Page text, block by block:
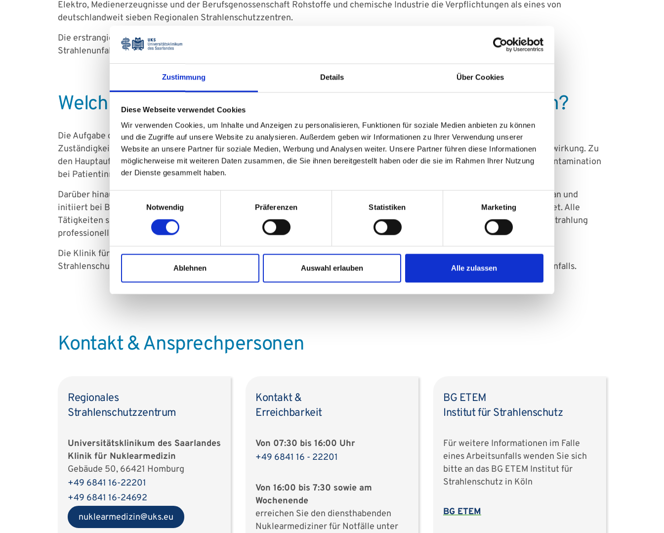
Zustimmung Details Über Cookies
Diese Webseite verwendet Cookies
Wir verwenden Cookies, um Inhalte und Anzeigen zu personalisieren, Funktionen für soziale Medien anbieten zu können
und die Zugriffe auf unsere Website zu analysieren. Außerdem geben wir Informationen zu Ihrer Verwendung unserer
Website an unsere Partner für soziale Medien, Werbung und Analysen weiter. Unsere Partner führen diese Informationen
möglicherweise mit weiteren Daten zusammen, die Sie ihnen bereitgestellt haben oder die sie im Rahmen Ihrer Nutzung
der Dienste gesammelt haben.
Einwilligungsauswahl
Notwendig
Präferenzen Statistiken Marketing
Ablehnen Auswahl erlauben Alle zulassen
Elektro, Medienerzeugnisse und der Berufsgenossenschaft Rohstoffe und chemische Industrie die Verpflichtungen als eines von
deutschlandweit sieben Regionalen Strahlenschutzzentren.
Die erstrangige Aufgabe des Strahlenschutzzentrums ist die Einleitung und Koordination der medizinischen Versorgung von
Strahlenunfallpatienten. Falls nötig, wird hier eine direkte Versorgung und Überwachung sichergestellt.
Welche Aufgaben hat ein Regionales Strahlenschutzzentrum?
Die Aufgabe der Klinik für Nuklearmedizin als RSZUKSist es alle Aspekte des Strahlenschutzes zu koordinieren, die unter die
Zuständigkeit der gesetzlichen Unfallversicherungsträger fallen. Insbesondere nach Arbeitsunfällen mit erhöhter Strahleneinwirkung. Zu
den Hauptaufgaben zählen die medizinische Beratung und Diagnose, die Feststellung und Dokumentation von radioaktiver Kontamination
bei Patientinnen, Patienten und deren Kleidung sowie deren Dekontamination.
Darüber hinaus bietet das regionale Strahlenschutzzentrum eine ambulante und in speziellen Fällen stationäre Überwachung an und
initiiert bei Bedarf therapeutische Maßnahmen. Sollte es erforderlich sein, werden Betroffene an Spezialkliniken weitergeleitet. Alle
Tätigkeiten sind essenziell, um die Sicherheit und Gesundheit der Betroffenen zu sichern und den Umgang mit ionisierender Strahlung
professionell zu handhaben.
Die Klinik für Nuklearmedizin amUKSsorgt mit einer ständigen Rufbereitschaft einer Ärztin oder eines Arztes sowie einer
Strahlenschutzexpertin oder einem Strahlenschutzexperten für die Einleitung der erforderlichen Maßnahmen im Falle eines Unfalls.
Kontakt & Ansprechpersonen
Regionales
Strahlenschutzzentrum
Universitätsklinikum des Saarlandes
Klinik für Nuklearmedizin
Gebäude 50, 66421 Homburg
+49 6841 16-22201
+49 6841 16-24692
nuklearmedizin
uks eu
Kontakt &
Erreichbarkeit
Von 07:30 bis 16:00 Uhr
+49 6841 16 - 22201
Von 16:00 bis 7:30 sowie am
Wochenende
erreichen Sie den diensthabenden
Nuklearmediziner für Notfälle unter
BG ETEM
Institut für Strahlenschutz
Für weitere Informationen im Falle
eines Arbeitsunfalls wenden Sie sich
bitte an das BG ETEM Institut für
Strahlenschutz in Köln
BG ETEM